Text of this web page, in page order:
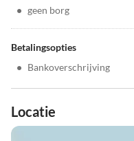
• geen borg
Betalingsopties
• Bankoverschrijving
Locatie